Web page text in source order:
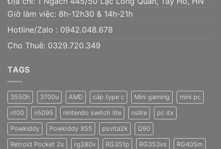
Giờ làm việc: 8h-12h30 & 14h-21h
Hotline/Zalo : 0942.048.678
Cho Thuê: 0329.720.349
TAGS
3550h 3700u AMD cáp type c Mini gaming mini pc
n100 n5095 nintendo switch lite nslite pc itx
Powkiddy Powkiddy X55 psvita2k Q90
Retroid Pocket 2s rg280v RG351p RG353vs RG405m